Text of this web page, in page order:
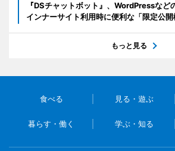
『DSチャットボット』、WordPressなど
インナーサイト利用時に便利な「限定公
もっと見る
食べる 見る・遊ぶ
暮らす・働く 学ぶ・知る